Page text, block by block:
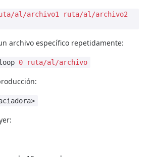
al/archivo1 ruta/al/archivo2
archivo específico repetidamente:
0 ruta/al/archivo